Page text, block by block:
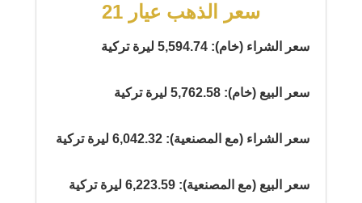
سعر الذهب عيار 21
سعر الشراء (خام): 5,594.74 ليرة تركية
سعر البيع (خام): 5,762.58 ليرة تركية
سعر الشراء (مع المصنعية): 6,042.32 ليرة تركية
سعر البيع (مع المصنعية): 6,223.59 ليرة تركية